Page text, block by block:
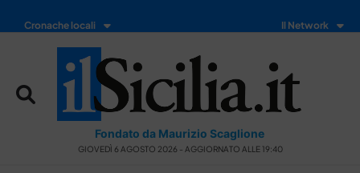
Cronache locali Il Network
Fondato da Maurizio Scaglione
GIOVEDÌ 6 AGOSTO 2026 - AGGIORNATO ALLE 19:40